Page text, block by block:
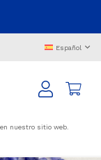
Español
nuestro sitio web.